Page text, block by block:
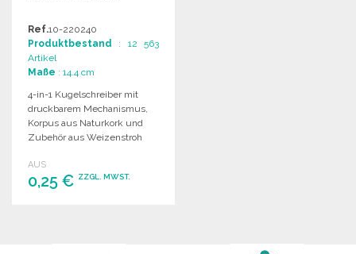
Ref.10-220240
Produktbestand : 12 563
Artikel
Maße : 14.4 cm
4-in-1 Kugelschreiber mit
druckbarem Mechanismus,
Korpus aus Naturkork und
Zubehör aus Weizenstroh
Tintenpatronen.
AUS
0,25 € ZZGL. MWST.